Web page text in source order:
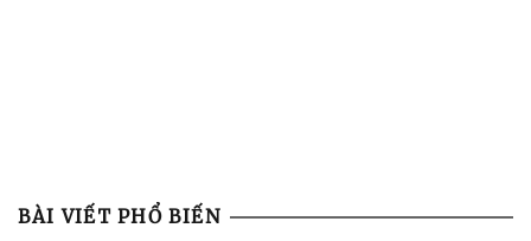
BÀI VIẾT PHỔ BIẾN